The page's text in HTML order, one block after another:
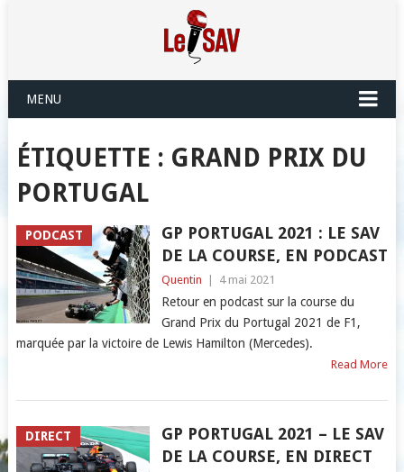
MENU
ÉTIQUETTE : GRAND PRIX DU
PORTUGAL
PODCAST
GP PORTUGAL 2021 : LE SAV
DE LA COURSE, EN PODCAST
Quentin 4 mai 2021
Retour en podcast sur la course du
Grand Prix du Portugal 2021 de F1,
marquée par la victoire de Lewis Hamilton (Mercedes).
Read More
DIRECT
GP PORTUGAL 2021 – LE SAV
DE LA COURSE, EN DIRECT